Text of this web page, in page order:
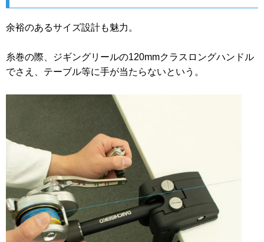
余裕のあるサイズ設計も魅力。
糸巻の際、ジギングリールの120mmクラスロングハンドル
でさえ、テーブル等に手が当たらないという。